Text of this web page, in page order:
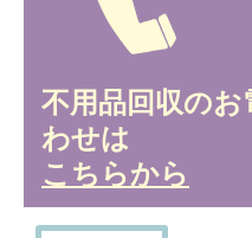
不用品回収の
わせは
こちらから